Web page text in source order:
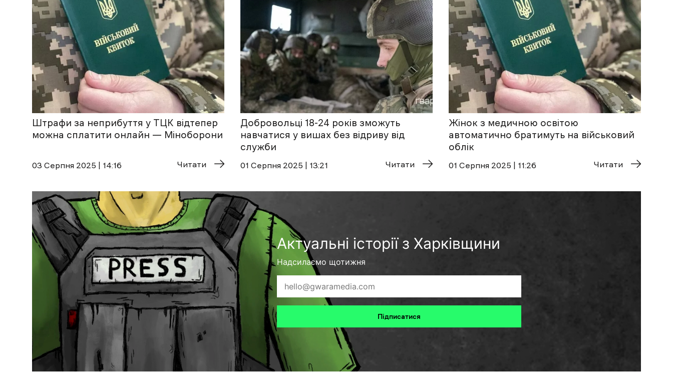
Штрафи за неприбуття у ТЦК відтепер
можна сплатити онлайн — Міноборони
03 Cерпня 2025 | 14:16 Читати
Добровольці 18-24 років зможуть
навчатися у вишах без відриву від
служби
01 Cерпня 2025 | 13:21 Читати
Жінок з медичною освітою
автоматично братимуть на військовий
облік
01 Cерпня 2025 | 11:26 Читати
Актуальні історії з Харківщини
Надсилаємо щотижня
Підписатися